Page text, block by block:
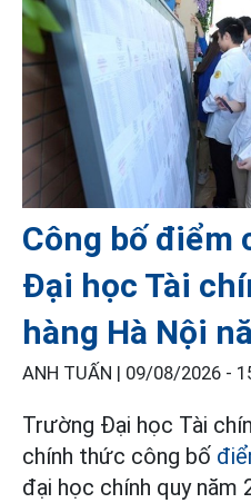
Công bố điểm
Đại học Tài
hàng Hà Nội
ANH TUẤN | 09/08/2026 -
Trường Đại học Tài
chính thức công bố
đại học chính quy năm